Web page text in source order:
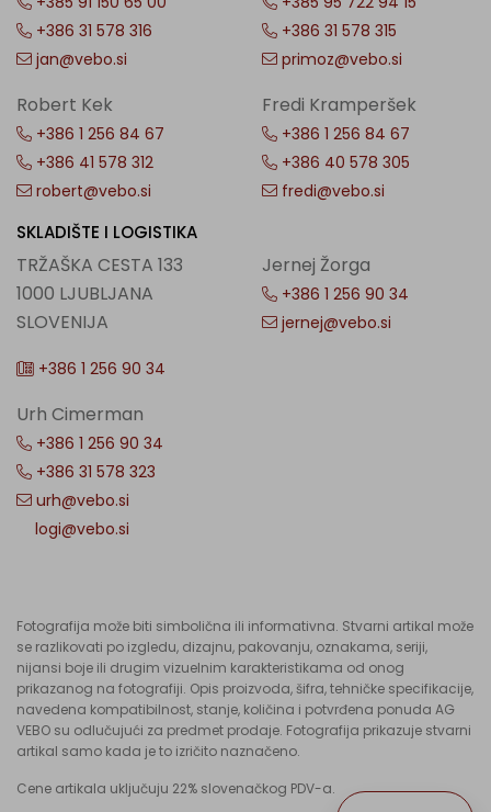
+386 31 578 316
jan@vebo.si
+386 31 578 315
primoz@vebo.si
Robert Kek
+386 1 256 84 67
+386 41 578 312
robert@vebo.si
Fredi Kramperšek
+386 1 256 84 67
+386 40 578 305
fredi@vebo.si
SKLADIŠTE I LOGISTIKA
TRŽAŠKA CESTA 133
1000 LJUBLJANA
SLOVENIJA
+386 1 256 90 34
Urh Cimerman
+386 1 256 90 34
+386 31 578 323
urh@vebo.si
logi@vebo.si
Jernej Žorga
+386 1 256 90 34
jernej@vebo.si
Fotografija može biti simbolična ili informativna. Stvarni artikal može
se razlikovati po izgledu, dizajnu, pakovanju, oznakama, seriji,
nijansi boje ili drugim vizuelnim karakteristikama od onog
prikazanog na fotografiji. Opis proizvoda, šifra, tehničke specifikacije,
navedena kompatibilnost, stanje, količina i potvrđena ponuda AG
VEBO su odlučujući za predmet prodaje. Fotografija prikazuje stvarni
artikal samo kada je to izričito naznačeno.
Cene artikala uključuju 22% slovenačkog PDV-a.